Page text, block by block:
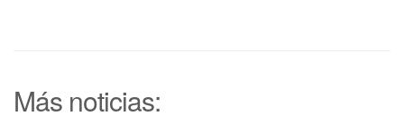
Más noticias: